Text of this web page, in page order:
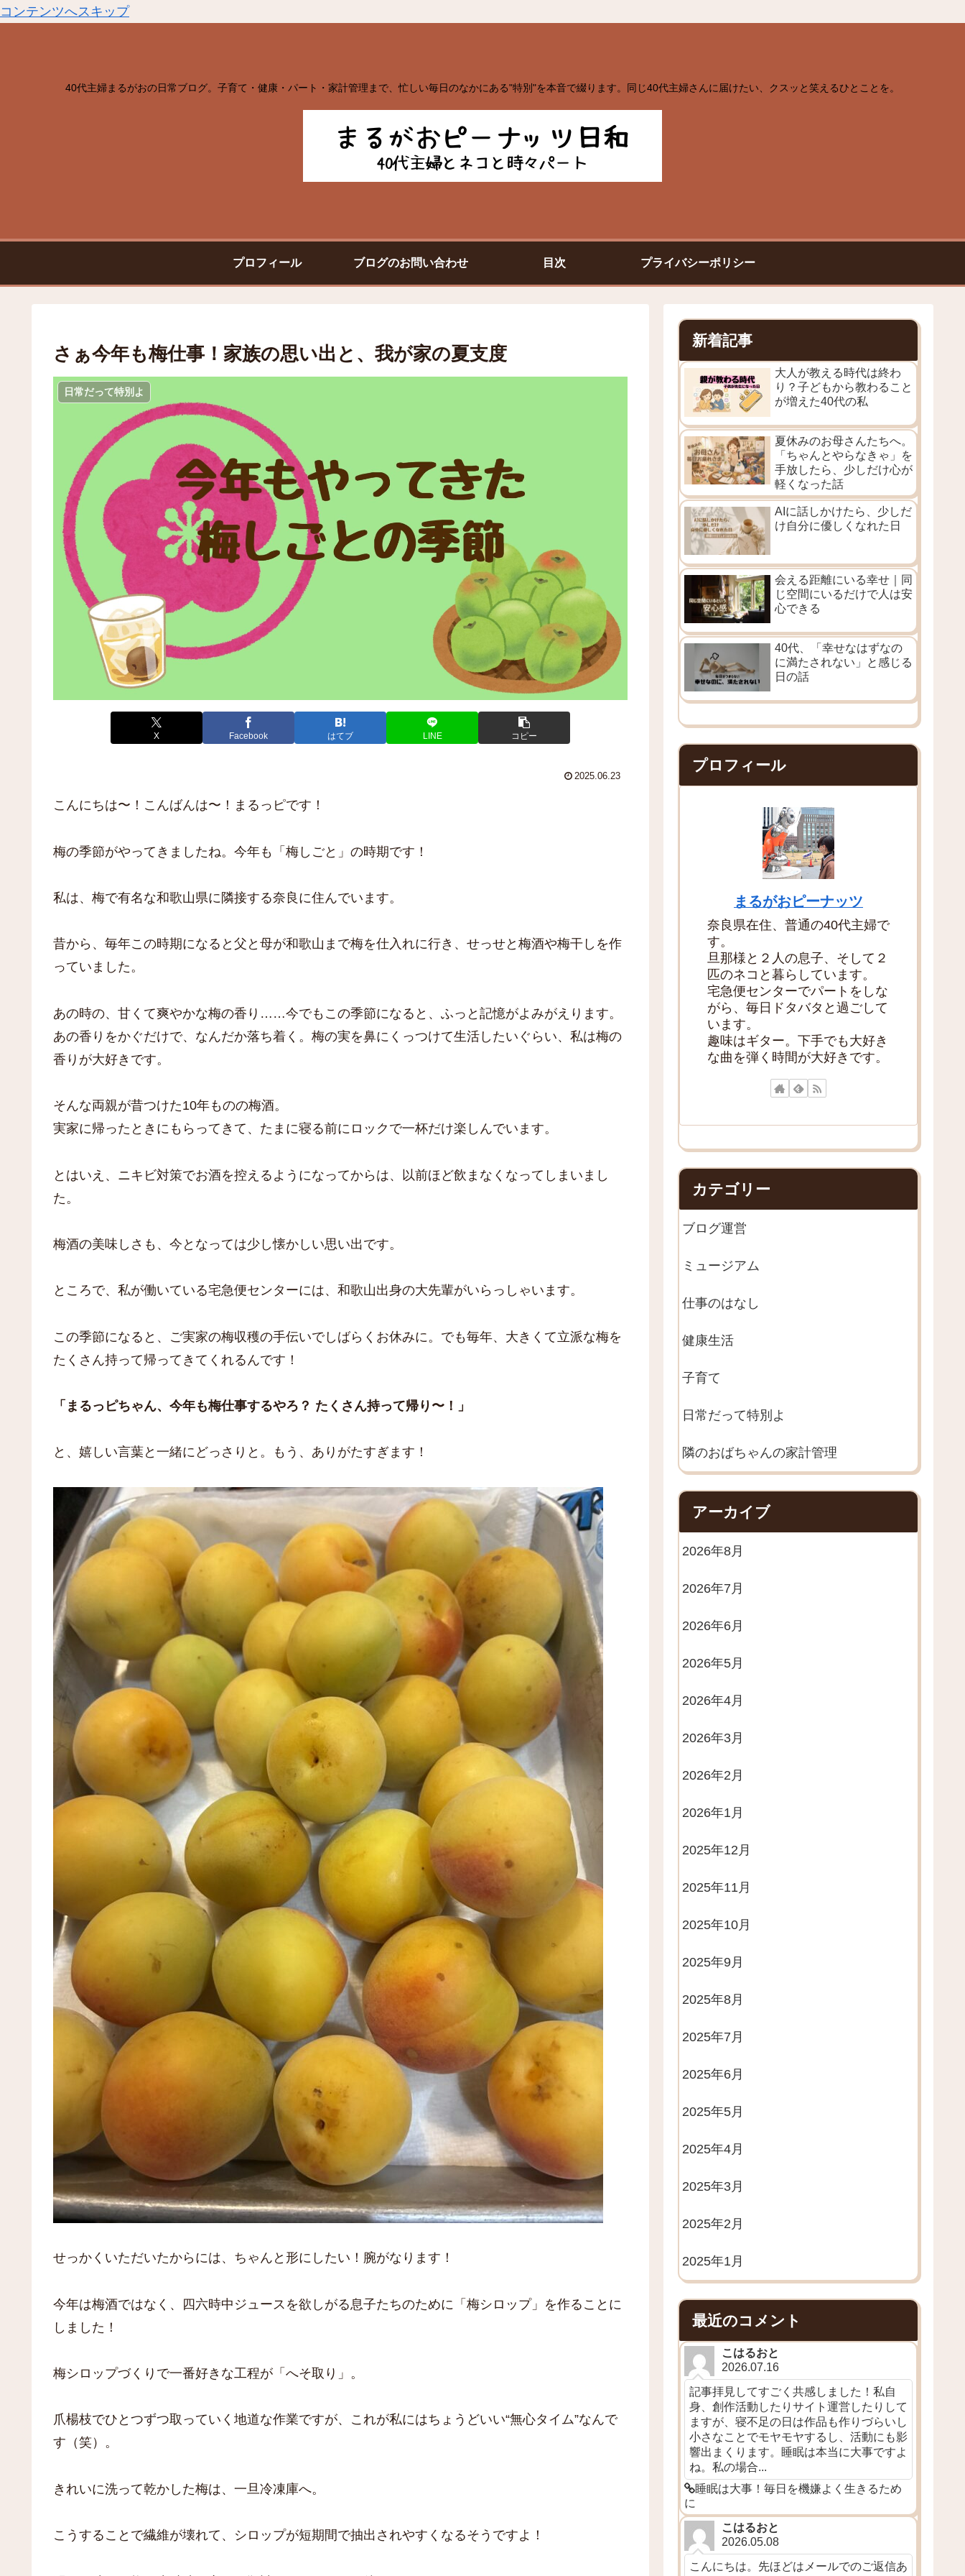
コンテンツへスキップ
40代主婦まるがおの日常ブログ。子育て・健康・パート・家計管理まで、忙しい毎日のなかにある"特別"を本音で綴ります。同じ40代主婦さんに届けたい、クスッと笑えるひとことを。
プロフィール ブログのお問い合わせ 目次 プライバシーポリシー
さぁ今年も梅仕事！家族の思い出と、我が家の夏支度
日常だって特別よ
X Facebook はてブ LINE コピー
2025.06.23
こんにちは〜！こんばんは〜！まるっピです！
梅の季節がやってきましたね。今年も「梅しごと」の時期です！
私は、梅で有名な和歌山県に隣接する奈良に住んでいます。
昔から、毎年この時期になると父と母が和歌山まで梅を仕入れに行き、せっせと梅酒や梅干しを作
っていました。
あの時の、甘くて爽やかな梅の香り……今でもこの季節になると、ふっと記憶がよみがえります。
あの香りをかぐだけで、なんだか落ち着く。梅の実を鼻にくっつけて生活したいぐらい、私は梅の
香りが大好きです。
そんな両親が昔つけた10年ものの梅酒。
実家に帰ったときにもらってきて、たまに寝る前にロックで一杯だけ楽しんでいます。
とはいえ、ニキビ対策でお酒を控えるようになってからは、以前ほど飲まなくなってしまいまし
た。
梅酒の美味しさも、今となっては少し懐かしい思い出です。
ところで、私が働いている宅急便センターには、和歌山出身の大先輩がいらっしゃいます。
この季節になると、ご実家の梅収穫の手伝いでしばらくお休みに。でも毎年、大きくて立派な梅を
たくさん持って帰ってきてくれるんです！
「まるっピちゃん、今年も梅仕事するやろ？ たくさん持って帰り〜！」
と、嬉しい言葉と一緒にどっさりと。もう、ありがたすぎます！
せっかくいただいたからには、ちゃんと形にしたい！腕がなります！
今年は梅酒ではなく、四六時中ジュースを欲しがる息子たちのために「梅シロップ」を作ることに
しました！
梅シロップづくりで一番好きな工程が「へそ取り」。
爪楊枝でひとつずつ取っていく地道な作業ですが、これが私にはちょうどいい“無心タイム”なんで
す（笑）。
きれいに洗って乾かした梅は、一旦冷凍庫へ。
こうすることで繊維が壊れて、シロップが短期間で抽出されやすくなるそうですよ！
新着記事
大人が教える時代は終わ
り？子どもから教わること
が増えた40代の私
夏休みのお母さんたちへ。
「ちゃんとやらなきゃ」を
手放したら、少しだけ心が
軽くなった話
AIに話しかけたら、少しだ
け自分に優しくなれた日
会える距離にいる幸せ｜同
じ空間にいるだけで人は安
心できる
40代、「幸せなはずなの
に満たされない」と感じる
日の話
プロフィール
まるがおピーナッツ
奈良県在住、普通の40代主婦で
す。
旦那様と２人の息子、そして２
匹のネコと暮らしています。
宅急便センターでパートをしな
がら、毎日ドタバタと過ごして
います。
趣味はギター。下手でも大好き
な曲を弾く時間が大好きです。
カテゴリー
ブログ運営
ミュージアム
仕事のはなし
健康生活
子育て
日常だって特別よ
隣のおばちゃんの家計管理
アーカイブ
2026年8月
2026年7月
2026年6月
2026年5月
2026年4月
2026年3月
2026年2月
2026年1月
2025年12月
2025年11月
2025年10月
2025年9月
2025年8月
2025年7月
2025年6月
2025年5月
2025年4月
2025年3月
2025年2月
2025年1月
最近のコメント
こはるおと
2026.07.16
記事拝見してすごく共感しました！私自
身、創作活動したりサイト運営したりして
ますが、寝不足の日は作品も作りづらいし
小さなことでモヤモヤするし、活動にも影
響出まくります。睡眠は本当に大事ですよ
ね。私の場合...
睡眠は大事！毎日を機嫌よく生きるため
に
こはるおと
2026.05.08
こんにちは。先ほどはメールでのご返信あ